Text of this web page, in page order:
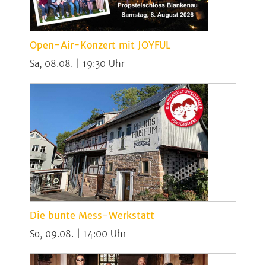
Open-Air-Konzert mit JOYFUL
Sa, 08.08. | 19:30
Die bunte Mess-Werkstatt
So, 09.08. | 14:00